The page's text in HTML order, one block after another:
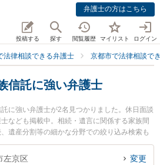
弁護士の方はこちら
投稿する 探す 閲覧履歴 マイリスト ログイン
法律相談できる弁護士 京都市で法律相談で
信託に強い弁護士
に強い弁護士が2名見つかりました。休日面談
なども掲載中。相続・遺言に関係する家族間
遺産分割等の細かな分野での絞り込み検索も
律事務所の角田 龍平弁護士や谷澤貴弘法律事
ィール情報や弁護士費用、強みなどが注目され
左京区 変更